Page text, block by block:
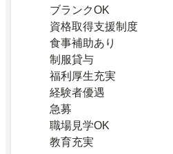
ブランクOK
資格取得支援制度
食事補助あり
制服貸与
福利厚生充実
経験者優遇
急募
職場見学OK
教育充実